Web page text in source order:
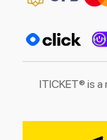
ITICKET® is